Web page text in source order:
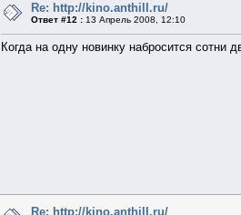
Re: http://kino.anthill.ru/
Ответ #12 : 13 Апрель 2008, 12:10
Когда на одну новинку набросится сотни
Re: http://kino.anthill.ru/